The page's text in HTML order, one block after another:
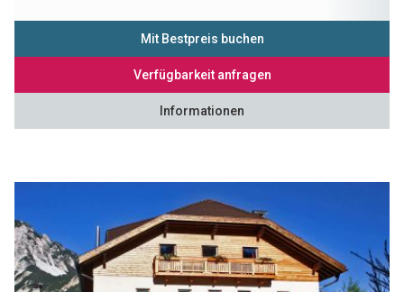
Mit Bestpreis buchen
Verfügbarkeit anfragen
Informationen